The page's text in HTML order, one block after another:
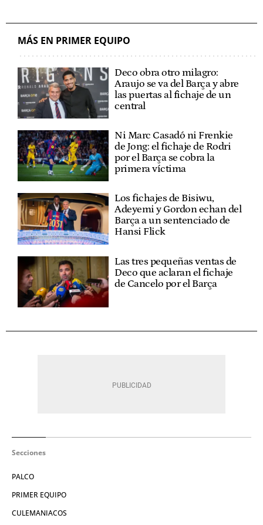
MÁS EN PRIMER EQUIPO
Deco obra otro milagro:
Araujo se va del Barça y abre
las puertas al fichaje de un
central
Ni Marc Casadó ni Frenkie
de Jong: el fichaje de Rodri
por el Barça se cobra la
primera víctima
Los fichajes de Bisiwu,
Adeyemi y Gordon echan del
Barça a un sentenciado de
Hansi Flick
Las tres pequeñas ventas de
Deco que aclaran el fichaje
de Cancelo por el Barça
Secciones
PALCO
PRIMER EQUIPO
CULEMANIACOS